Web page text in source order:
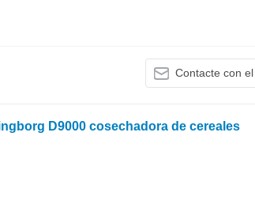
Contacte con
D9000 cosechadora de cereales